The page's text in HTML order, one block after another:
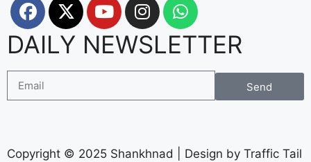
DAILY NEWSLETTER
Send
Copyright © 2025 Shankhnad | Design by Traffic Tail